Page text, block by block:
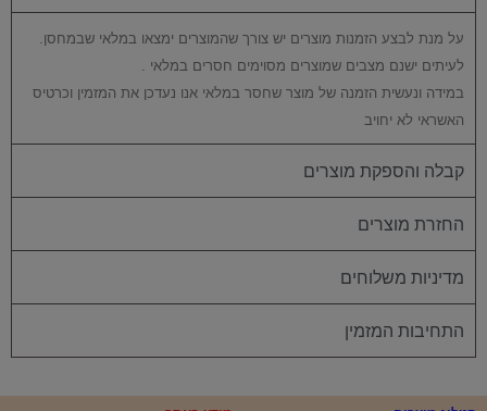
על מנת לבצע הזמנות מוצרים יש צורך שהמוצרים ימצאו במלאי שבמחסן.
לעיתים ישנם מצבים שמוצרים מסוימים חסרים במלאי .
במידה ונעשית הזמנה של מוצר שחסר במלאי אנו נעדכן את המזמין וכרטיס
האשראי לא יחויב
קבלה והספקת מוצרים
החזרת מוצרים
מדיניות משלוחים
התחיבות המזמין